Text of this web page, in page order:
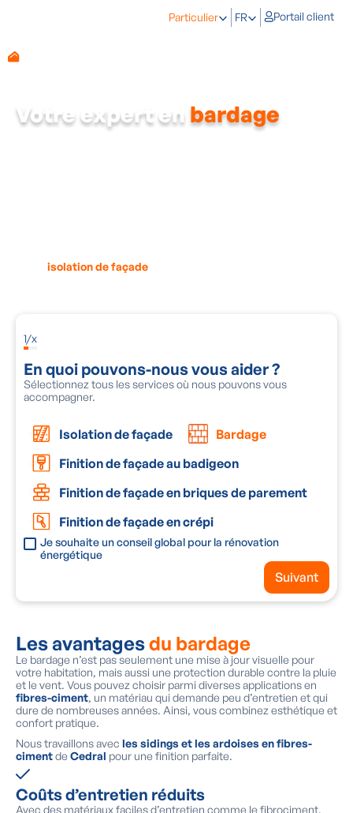
Particulier FR Portail client
Votre expert en bardage
isolation de façade
1/x
En quoi pouvons-nous vous aider ?
Sélectionnez tous les services où nous pouvons vous
accompagner.
Isolation de façade
Bardage
Finition de façade au badigeon
Finition de façade en briques de parement
Finition de façade en crépi
Je souhaite un conseil global pour la rénovation
énergétique
Suivant
Les avantagesdu bardage
Le bardage n’est pas seulement une mise à jour visuelle pour
votre habitation, mais aussi une protection durable contre la pluie
et le vent. Vous pouvez choisir parmi diverses applications en
fibres-ciment, un matériau qui demande peu d’entretien et qui
dure de nombreuses années. Ainsi, vous combinez esthétique et
confort pratique.
Nous travaillons avec les sidings et les ardoises enfibres-
cimentde Cedral pour une finition parfaite.
Coûts d’entretien réduits
Avec des matériaux faciles d’entretien comme le fibrociment,